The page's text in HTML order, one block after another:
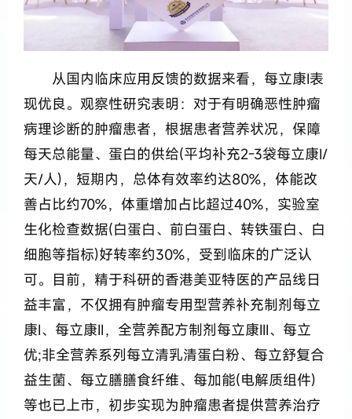
从国内临床应用反馈的数据来看，每立康I表
现优良。观察性研究表明：对于有明确恶性肿瘤
病理诊断的肿瘤患者，根据患者营养状况，保障
每天总能量、蛋白的供给(平均补充2-3袋每立康I/
天/人)，短期内，总体有效率约达80%，体能改
善占比约70%，体重增加占比超过40%，实验室
生化检查数据(白蛋白、前白蛋白、转铁蛋白、白
细胞等指标)好转率约30%，受到临床的广泛认
可。目前，精于科研的香港美亚特医的产品线日
益丰富，不仅拥有肿瘤专用型营养补充制剂每立
康I、每立康II，全营养配方制剂每立康III、每立
优;非全营养系列每立清乳清蛋白粉、每立舒复合
益生菌、每立膳膳食纤维、每加能(电解质组件)
等也已上市，初步实现为肿瘤患者提供营养治疗